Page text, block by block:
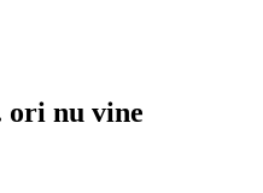
ori nu vine